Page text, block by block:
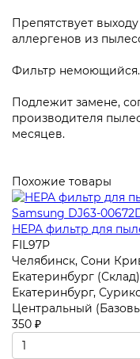
Препятствует
аллергенов из
Фильтр немоющийся.
Подлежит замене,
производителя
месяцев.
Похожие товары
HEPA фильтр для
FIL97P
Челябинск, Сони
Екатеринбург (Склад)
Екатеринбург,
Центральный
350 ₽